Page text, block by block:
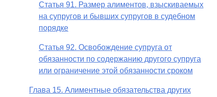
Статья 91. Размер алиментов, взыскиваемых
на супругов и бывших супругов в судебном
порядке
Статья 92. Освобождение супруга от
обязанности по содержанию другого супруга
или ограничение этой обязанности сроком
Глава 15. Алиментные обязательства других